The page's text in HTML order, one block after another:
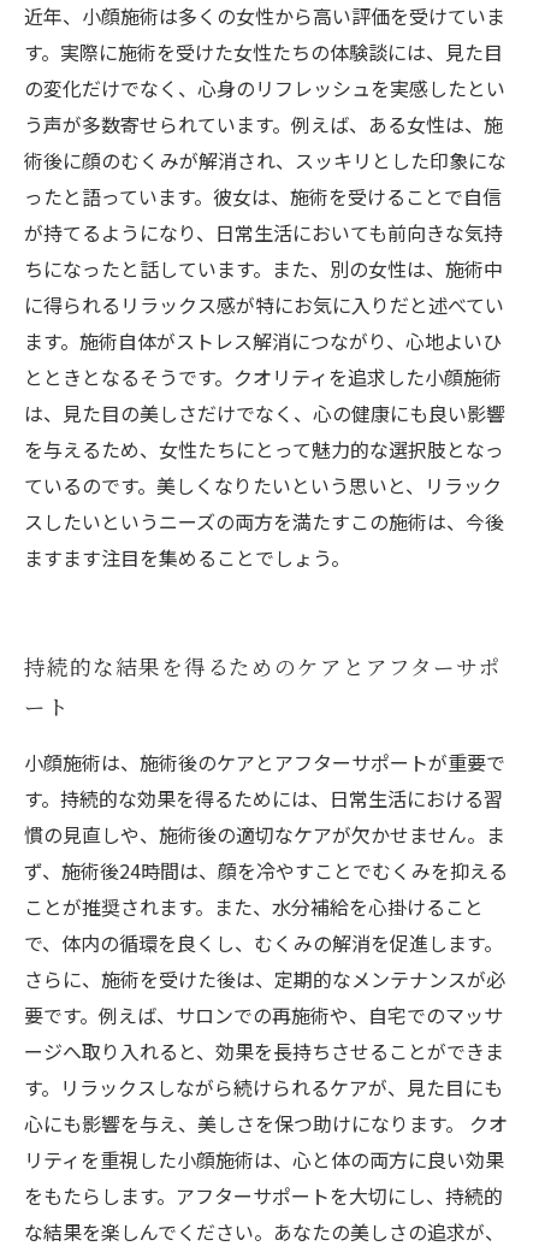
近年、小顔施術は多くの女性から高い評価を受けていま
す。実際に施術を受けた女性たちの体験談には、見た目
の変化だけでなく、心身のリフレッシュを実感したとい
う声が多数寄せられています。例えば、ある女性は、施
術後に顔のむくみが解消され、スッキリとした印象にな
ったと語っています。彼女は、施術を受けることで自信
が持てるようになり、日常生活においても前向きな気持
ちになったと話しています。また、別の女性は、施術中
に得られるリラックス感が特にお気に入りだと述べてい
ます。施術自体がストレス解消につながり、心地よいひ
とときとなるそうです。クオリティを追求した小顔施術
は、見た目の美しさだけでなく、心の健康にも良い影響
を与えるため、女性たちにとって魅力的な選択肢となっ
ているのです。美しくなりたいという思いと、リラック
スしたいというニーズの両方を満たすこの施術は、今後
ますます注目を集めることでしょう。
持続的な結果を得るためのケアとアフターサポ
ート
小顔施術は、施術後のケアとアフターサポートが重要で
す。持続的な効果を得るためには、日常生活における習
慣の見直しや、施術後の適切なケアが欠かせません。ま
ず、施術後24時間は、顔を冷やすことでむくみを抑える
ことが推奨されます。また、水分補給を心掛けること
で、体内の循環を良くし、むくみの解消を促進します。
さらに、施術を受けた後は、定期的なメンテナンスが必
要です。例えば、サロンでの再施術や、自宅でのマッサ
ージへ取り入れると、効果を長持ちさせることができま
す。リラックスしながら続けられるケアが、見た目にも
心にも影響を与え、美しさを保つ助けになります。 クオ
リティを重視した小顔施術は、心と体の両方に良い効果
をもたらします。アフターサポートを大切にし、持続的
な結果を楽しんでください。あなたの美しさの追求が、